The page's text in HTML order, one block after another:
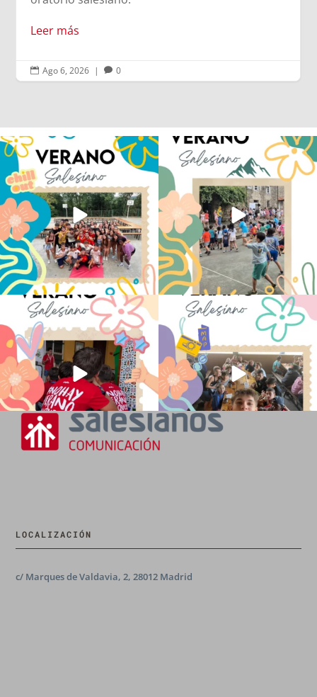
Leer más
 Ago 6, 2026 |  0
Los alumnos de 6º de Primaria, 1º y 2º
de la ESO...
145 2
La diversión y la alegría también se han
sentido...
95 0
No hay verano sin que sea Salesiano ❤️
💫 en Luz 4
...
0
viviendo la alegría en el campamento
...
2
LOCALIZACIÓN
c/ Marques de Valdavia, 2, 28012 Madrid